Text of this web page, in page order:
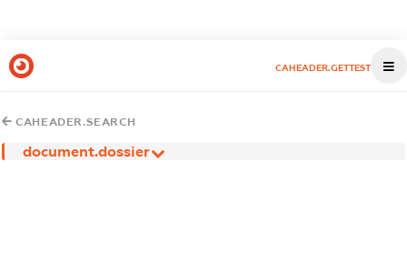
CAHEADER.GETTEST
CAHEADER.SEARCH
document.dossier